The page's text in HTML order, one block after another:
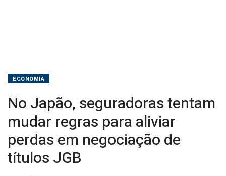
ECONOMIA
No Japão, seguradoras tentam
mudar regras para aliviar
perdas em negociação de
títulos JGB